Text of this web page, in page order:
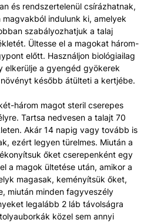
és rendszertelenül csírázhatnak,
indulunk ki, amelyek
szabályozhatjuk a talaj
Ültesse el a magokat három-
előtt. Használjon biológiailag
elkerülje a gyengéd gyökerek
később átülteti a kertjébe.
három magot steril cserepes
Tartsa nedvesen a talajt 70
Akár 14 napig vagy tovább is
ezért legyen türelmes. Miután a
őket cserepenként egy
a magok ültetése után, amikor a
magasak, keményítsük őket,
miután minden fagyveszély
legalább 2 láb távolságra
közel sem annyi